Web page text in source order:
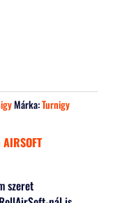
Márka:Turnigy
szeret